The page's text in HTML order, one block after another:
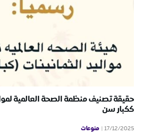
حقيقة تصنيف منظمة الصحة العالمية
ككبار سن
17/12/2025 منوعات